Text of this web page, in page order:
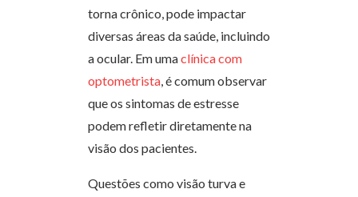
torna crônico, pode impactar
diversas áreas da saúde, incluindo
a ocular. Em umaclínica com
optometrista, é comum observar
que os sintomas de estresse
podem refletir diretamente na
visão dos pacientes.
Questões como visão turva e